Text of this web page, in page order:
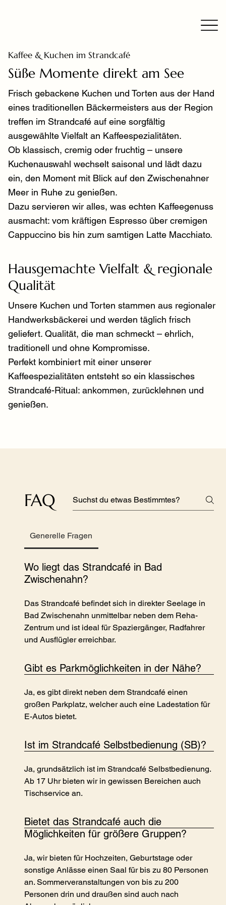
Kaffee & Kuchen im Strandcafé
Süße Momente direkt am See
Frisch gebackene Kuchen und Torten aus der Hand
eines traditionellen Bäckermeisters aus der Region
treffen im Strandcafé auf eine sorgfältig
ausgewählte Vielfalt an Kaffeespezialitäten.
Ob klassisch, cremig oder fruchtig – unsere
Kuchenauswahl wechselt saisonal und lädt dazu
ein, den Moment mit Blick auf den Zwischenahner
Meer in Ruhe zu genießen.
Dazu servieren wir alles, was echten Kaffeegenuss
ausmacht: vom kräftigen Espresso über cremigen
Cappuccino bis hin zum samtigen Latte Macchiato.
Hausgemachte Vielfalt & regionale
Qualität
Unsere Kuchen und Torten stammen aus regionaler
Handwerksbäckerei und werden täglich frisch
geliefert. Qualität, die man schmeckt – ehrlich,
traditionell und ohne Kompromisse.
Perfekt kombiniert mit einer unserer
Kaffeespezialitäten entsteht so ein klassisches
Strandcafé-Ritual: ankommen, zurücklehnen und
genießen.
FAQ
Generelle Fragen
Wo liegt das Strandcafé in Bad
Zwischenahn?
Das Strandcafé befindet sich in direkter Seelage in
Bad Zwischenahn unmittelbar neben dem Reha-
Zentrum und ist ideal für Spaziergänger, Radfahrer
und Ausflügler erreichbar.
Gibt es Parkmöglichkeiten in der Nähe?
Ja, es gibt direkt neben dem Strandcafé einen
großen Parkplatz, welcher auch eine Ladestation für
E-Autos bietet.
Ist im Strandcafé Selbstbedienung (SB)?
Ja, grundsätzlich ist im Strandcafé Selbstbedienung.
Ab 17 Uhr bieten wir in gewissen Bereichen auch
Tischservice an.
Bietet das Strandcafé auch die
Möglichkeiten für größere Gruppen?
Ja, wir bieten für Hochzeiten, Geburtstage oder
sonstige Anlässe einen Saal für bis zu 80 Personen
an. Sommerveranstaltungen von bis zu 200
Personen drin und draußen sind auch nach